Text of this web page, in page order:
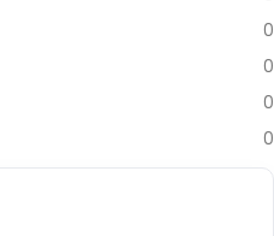
0
0
0
0